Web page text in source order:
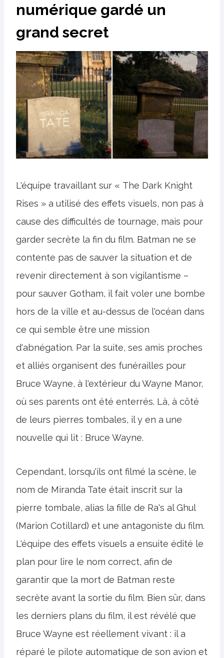
numérique gardé un
grand secret
L'équipe travaillant sur « The Dark Knight
Rises » a utilisé des effets visuels, non pas à
cause des difficultés de tournage, mais pour
garder secrète la fin du film. Batman ne se
contente pas de sauver la situation et de
revenir directement à son vigilantisme –
pour sauver Gotham, il fait voler une bombe
hors de la ville et au-dessus de l'océan dans
ce qui semble être une mission
d'abnégation. Par la suite, ses amis proches
et alliés organisent des funérailles pour
Bruce Wayne, à l'extérieur du Wayne Manor,
où ses parents ont été enterrés. Là, à côté
de leurs pierres tombales, il y en a une
nouvelle qui lit : Bruce Wayne.
Cependant, lorsqu'ils ont filmé la scène, le
nom de Miranda Tate était inscrit sur la
pierre tombale, alias la fille de Ra's al Ghul
(Marion Cotillard) et une antagoniste du film.
L'équipe des effets visuels a ensuite édité le
plan pour lire le nom correct, afin de
garantir que la mort de Batman reste
secrète avant la sortie du film. Bien sûr, dans
les derniers plans du film, il est révélé que
Bruce Wayne est réellement vivant : il a
réparé le pilote automatique de son avion et